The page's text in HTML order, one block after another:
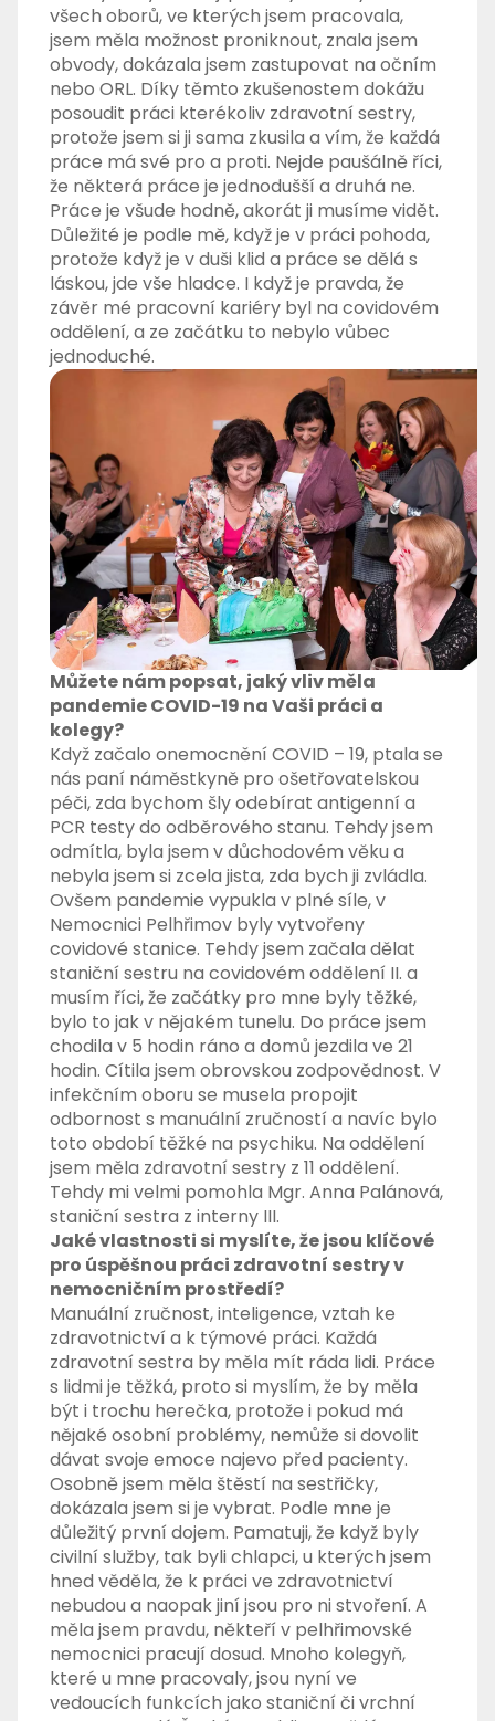
všech oborů, ve kterých jsem pracovala,
jsem měla možnost proniknout, znala jsem
obvody, dokázala jsem zastupovat na očním
nebo ORL. Díky těmto zkušenostem dokážu
posoudit práci kterékoliv zdravotní sestry,
protože jsem si ji sama zkusila a vím, že každá
práce má své pro a proti. Nejde paušálně říci,
že některá práce je jednodušší a druhá ne.
Práce je všude hodně, akorát ji musíme vidět.
Důležité je podle mě, když je v práci pohoda,
protože když je v duši klid a práce se dělá s
láskou, jde vše hladce. I když je pravda, že
závěr mé pracovní kariéry byl na covidovém
oddělení, a ze začátku to nebylo vůbec
jednoduché.
Můžete nám popsat, jaký vliv měla
pandemie COVID-19 na Vaši práci a
kolegy?
Když začalo onemocnění COVID – 19, ptala se
nás paní náměstkyně pro ošetřovatelskou
péči, zda bychom šly odebírat antigenní a
PCR testy do odběrového stanu. Tehdy jsem
odmítla, byla jsem v důchodovém věku a
nebyla jsem si zcela jista, zda bych ji zvládla.
Ovšem pandemie vypukla v plné síle, v
Nemocnici Pelhřimov byly vytvořeny
covidové stanice. Tehdy jsem začala dělat
staniční sestru na covidovém oddělení II. a
musím říci, že začátky pro mne byly těžké,
bylo to jak v nějakém tunelu. Do práce jsem
chodila v 5 hodin ráno a domů jezdila ve 21
hodin. Cítila jsem obrovskou zodpovědnost. V
infekčním oboru se musela propojit
odbornost s manuální zručností a navíc bylo
toto období těžké na psychiku. Na oddělení
jsem měla zdravotní sestry z 11 oddělení.
Tehdy mi velmi pomohla Mgr. Anna Palánová,
staniční sestra z interny III.
Jaké vlastnosti si myslíte, že jsou klíčové
pro úspěšnou práci zdravotní sestry v
nemocničním prostředí?
Manuální zručnost, inteligence, vztah ke
zdravotnictví a k týmové práci. Každá
zdravotní sestra by měla mít ráda lidi. Práce
s lidmi je těžká, proto si myslím, že by měla
být i trochu herečka, protože i pokud má
nějaké osobní problémy, nemůže si dovolit
dávat svoje emoce najevo před pacienty.
Osobně jsem měla štěstí na sestřičky,
dokázala jsem si je vybrat. Podle mne je
důležitý první dojem. Pamatuji, že když byly
civilní služby, tak byli chlapci, u kterých jsem
hned věděla, že k práci ve zdravotnictví
nebudou a naopak jiní jsou pro ni stvoření. A
měla jsem pravdu, někteří v pelhřimovské
nemocnici pracují dosud. Mnoho kolegyň,
které u mne pracovaly, jsou nyní ve
vedoucích funkcích jako staniční či vrchní